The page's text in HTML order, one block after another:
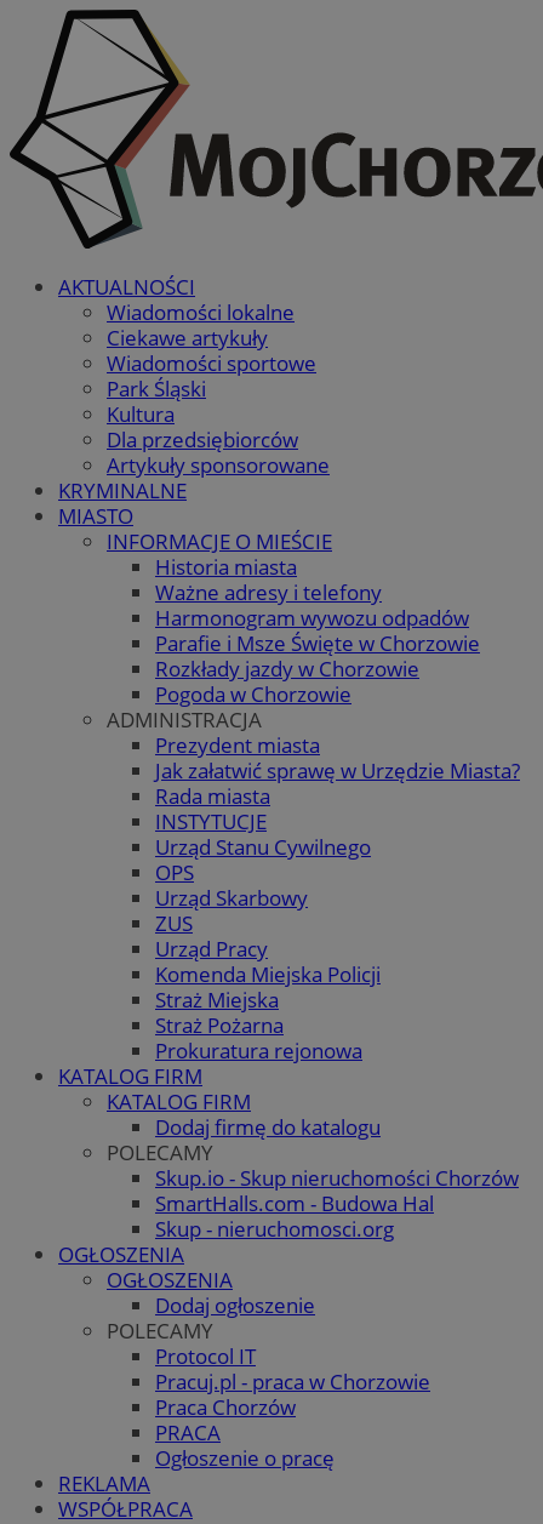
AKTUALNOŚCI
Wiadomości lokalne
Ciekawe artykuły
Wiadomości sportowe
Park Śląski
Kultura
Dla przedsiębiorców
Artykuły sponsorowane
KRYMINALNE
MIASTO
INFORMACJE O MIEŚCIE
Historia miasta
Ważne adresy i telefony
Harmonogram wywozu odpadów
Parafie i Msze Święte w Chorzowie
Rozkłady jazdy w Chorzowie
Pogoda w Chorzowie
ADMINISTRACJA
Prezydent miasta
Jak załatwić sprawę w Urzędzie Miasta?
Rada miasta
INSTYTUCJE
Urząd Stanu Cywilnego
OPS
Urząd Skarbowy
ZUS
Urząd Pracy
Komenda Miejska Policji
Straż Miejska
Straż Pożarna
Prokuratura rejonowa
KATALOG FIRM
KATALOG FIRM
Dodaj firmę do katalogu
POLECAMY
Skup.io - Skup nieruchomości Chorzów
SmartHalls.com - Budowa Hal
Skup - nieruchomosci.org
OGŁOSZENIA
OGŁOSZENIA
Dodaj ogłoszenie
POLECAMY
Protocol IT
Pracuj.pl - praca w Chorzowie
Praca Chorzów
PRACA
Ogłoszenie o pracę
REKLAMA
WSPÓŁPRACA